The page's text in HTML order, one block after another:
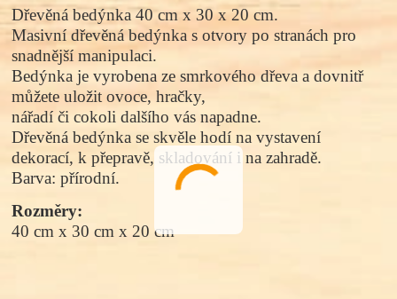
Dřevěná bedýnka 40 cm x 30 x 20 cm.
Masivní dřevěná bedýnka s otvory po stranách pro
snadnější manipulaci.
Bedýnka je vyrobena ze smrkového dřeva a dovnitř
můžete uložit ovoce, hračky,
nářadí či cokoli dalšího vás napadne.
Dřevěná bedýnka se skvěle hodí na vystavení
dekorací, k přepravě, skladování i na zahradě.
Barva: přírodní.
Rozměry:
40 cm x 30 cm x 20 cm